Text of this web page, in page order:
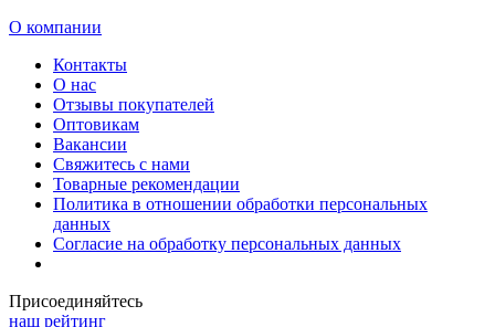
О компании
Контакты
О нас
Отзывы покупателей
Оптовикам
Вакансии
Свяжитесь с нами
Товарные рекомендации
Политика в отношении обработки персональных
данных
Согласие на обработку персональных данных
Присоединяйтесь
наш рейтинг